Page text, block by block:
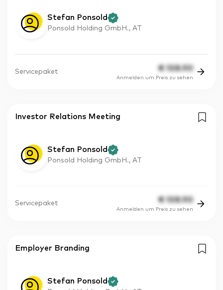
Stefan Ponsold
Ponsold Holding GmbH., AT
Servicepaket € 108.90
Anmelden um Preis zu sehen
Investor Relations Meeting
Stefan Ponsold
Ponsold Holding GmbH., AT
Servicepaket € 108.90
Anmelden um Preis zu sehen
Employer Branding
Stefan Ponsold